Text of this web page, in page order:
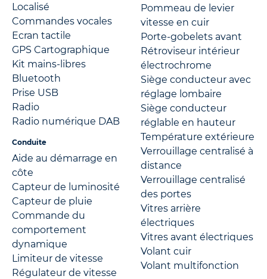
Localisé
Commandes vocales
Ecran tactile
GPS Cartographique
Kit mains-libres
Bluetooth
Prise USB
Radio
Radio numérique DAB
Conduite
Aide au démarrage en
côte
Capteur de luminosité
Capteur de pluie
Commande du
comportement
dynamique
Limiteur de vitesse
Régulateur de vitesse
Pommeau de levier
vitesse en cuir
Porte-gobelets avant
Rétroviseur intérieur
électrochrome
Siège conducteur avec
réglage lombaire
Siège conducteur
réglable en hauteur
Température extérieure
Verrouillage centralisé à
distance
Verrouillage centralisé
des portes
Vitres arrière
électriques
Vitres avant électriques
Volant cuir
Volant multifonction